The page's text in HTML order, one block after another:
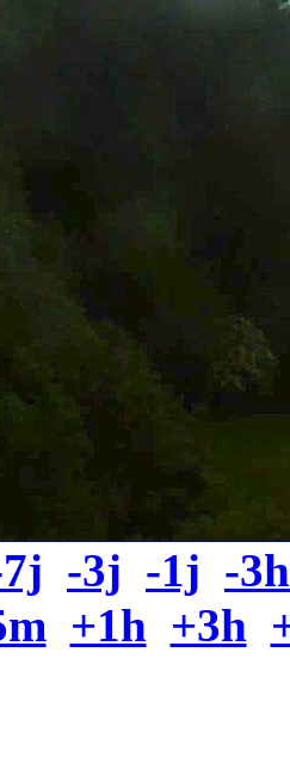
-3j -1j -3h
+1h +3h